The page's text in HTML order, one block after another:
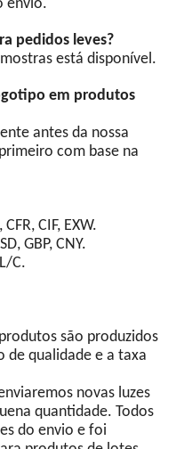
GPS
automático do
de luz, equipado
um chip integrado e
circuitos de
de energia e
difíceis
antes da
envio.
está disponível.
em produtos
antes da nossa
com base na
CIF, EXW.
GBP, CNY.
C.